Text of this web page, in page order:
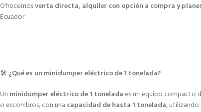
Ofrecemosventa directa, alquiler con opción a compra y
Ecuador.
🛠️ ¿Qué es un minidumper eléctrico de 1 tonelada?
Un minidumper eléctrico de 1 tonelada es un equipo compacto
o escombros, con una capacidad de hasta 1 tonelada, utilizando